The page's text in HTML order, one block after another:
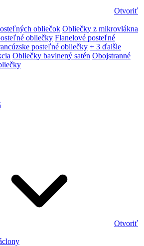
Otvoriť
obliečok Obliečky z mikrovlákna
obliečky Flanelové posteľné
posteľné obliečky + 3 ďalšie
Obliečky bavlnený satén Obojstranné
Otvoriť